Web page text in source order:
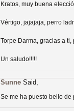
Las series
extinción
Kratos, muy buena
Vértigo, jajajaja, perro
Torpe Darma, gracias a
Un saludo!!!!!
Sunne Said,
Se me ha puesto bello de